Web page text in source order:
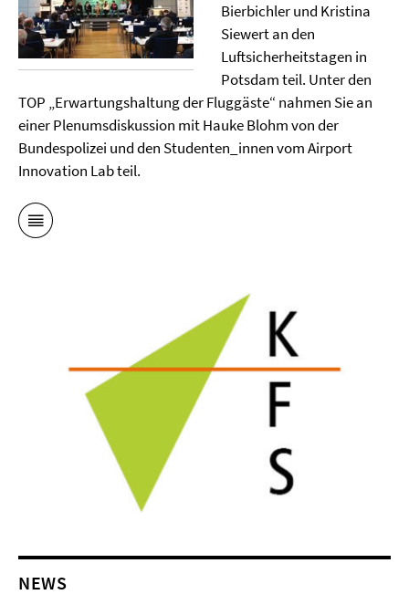
Bierbichler und Kristina
Siewert an den
Luftsicherheitstagen in
Potsdam teil. Unter den
TOP „Erwartungshaltung der Fluggäste“ nahmen Sie an
einer Plenumsdiskussion mit Hauke Blohm von der
Bundespolizei und den Studenten_innen vom Airport
Innovation Lab teil.
NEWS